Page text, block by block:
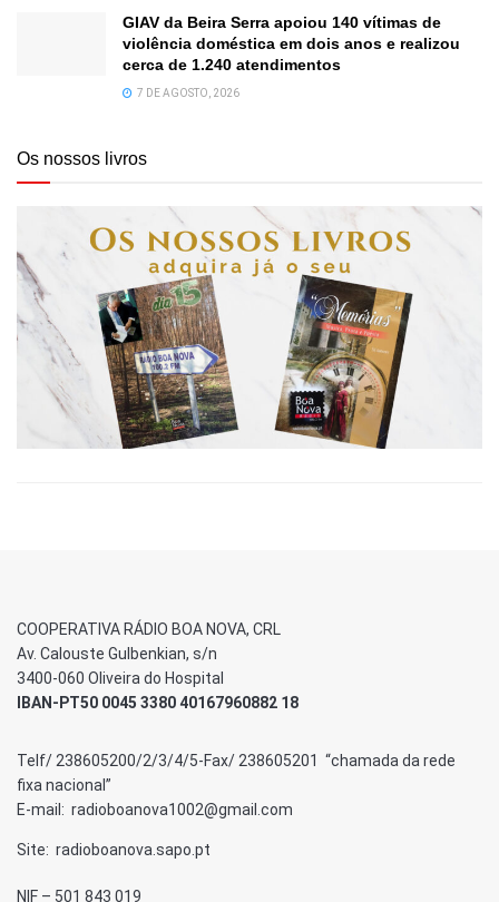
GIAV da Beira Serra apoiou 140 vítimas de
violência doméstica em dois anos e realizou
cerca de 1.240 atendimentos
7 DE AGOSTO, 2026
Os nossos livros
COOPERATIVA RÁDIO BOA NOVA, CRL
Av. Calouste Gulbenkian, s/n
3400-060 Oliveira do Hospital
IBAN-PT50 0045 3380 40167960882 18
Telf/ 238605200/2/3/4/5-Fax/ 238605201 “chamada da rede
fixa nacional”
E-mail: radioboanova1002@gmail.com
Site: radioboanova.sapo.pt
NIF – 501 843 019